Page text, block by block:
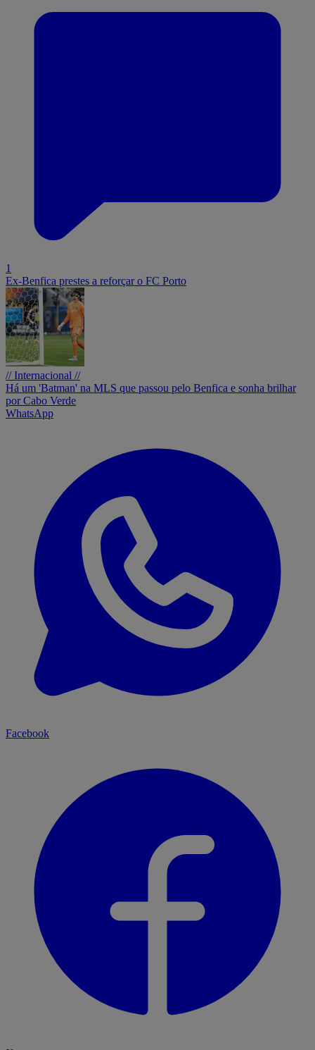
1
Ex-Benfica prestes a reforçar o FC Porto
// Internacional //
Há um 'Batman' na MLS que passou pelo Benfica e sonha brilhar
por Cabo Verde
WhatsApp
Facebook